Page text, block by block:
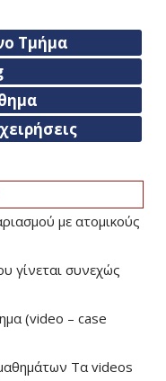
Τμήμα
με ατομικούς
γίνεται συνεχώς
(video – case
Τα videos